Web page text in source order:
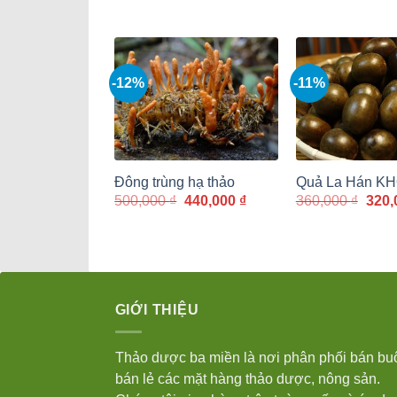
-12%
Đông trùng hạ thảo
500,000₫ Giá
440,000 ₫Giá
-11%
Quả La Hán
360,000₫ Giá
GIỚI THIỆU
Thảo dược ba miền là nơi phân phối bán
bán lẻ các mặt hàng thảo dược, nông sản.